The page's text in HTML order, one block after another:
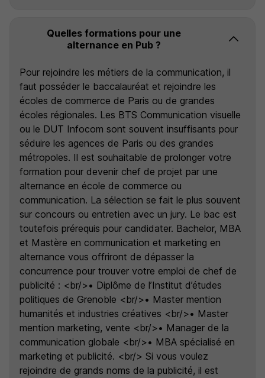
Quelles formations pour une
alternance en Pub ?
Pour rejoindre les métiers de la communication, il
faut posséder le baccalauréat et rejoindre les
écoles de commerce de Paris ou de grandes
écoles régionales. Les BTS Communication visuelle
ou le DUT Infocom sont souvent insuffisants pour
séduire les agences de Paris ou des grandes
métropoles. Il est souhaitable de prolonger votre
formation pour devenir chef de projet par une
alternance en école de commerce ou
communication. La sélection se fait le plus souvent
sur concours ou entretien avec un jury. Le bac est
toutefois prérequis pour candidater. Bachelor, MBA
et Mastère en communication et marketing en
alternance vous offriront de dépasser la
concurrence pour trouver votre emploi de chef de
publicité : <br/>• Diplôme de l’Institut d’études
politiques de Grenoble <br/>• Master mention
humanités et industries créatives <br/>• Master
mention marketing, vente <br/>• Manager de la
communication globale <br/>• MBA spécialisé en
marketing et publicité. <br/> Si vous voulez
rejoindre de grands noms de la publicité, il est